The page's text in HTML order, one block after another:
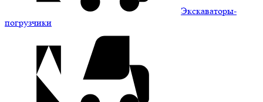
Экскаваторы-
погрузчики